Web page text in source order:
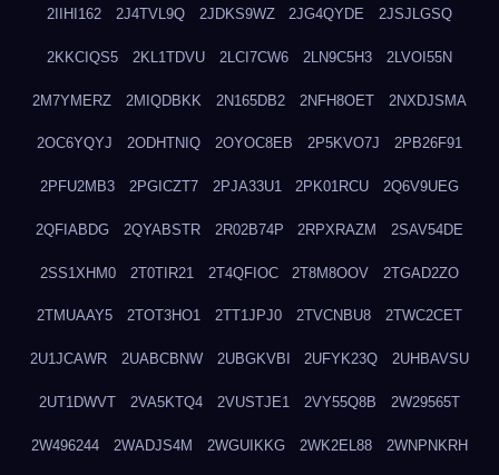
2IIHI162 2J4TVL9Q 2JDKS9WZ 2JG4QYDE 2JSJLGSQ
2KKCIQS5 2KL1TDVU 2LCI7CW6 2LN9C5H3 2LVOI55N
2M7YMERZ 2MIQDBKK 2N165DB2 2NFH8OET 2NXDJSMA
2OC6YQYJ 2ODHTNIQ 2OYOC8EB 2P5KVO7J 2PB26F91
2PFU2MB3 2PGICZT7 2PJA33U1 2PK01RCU 2Q6V9UEG
2QFIABDG 2QYABSTR 2R02B74P 2RPXRAZM 2SAV54DE
2SS1XHM0 2T0TIR21 2T4QFIOC 2T8M8OOV 2TGAD2ZO
2TMUAAY5 2TOT3HO1 2TT1JPJ0 2TVCNBU8 2TWC2CET
2U1JCAWR 2UABCBNW 2UBGKVBI 2UFYK23Q 2UHBAVSU
2UT1DWVT 2VA5KTQ4 2VUSTJE1 2VY55Q8B 2W29565T
2W496244 2WADJS4M 2WGUIKKG 2WK2EL88 2WNPNKRH